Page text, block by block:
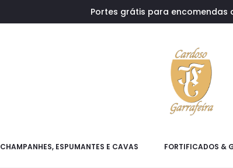
Portes grátis para encomendas
CHAMPANHES, ESPUMANTES E CAVAS FORTIFICADOS &